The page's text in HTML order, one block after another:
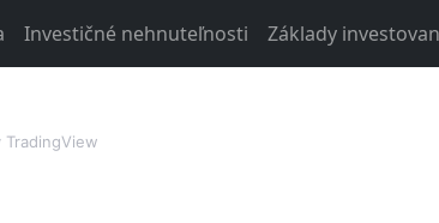
Investičné nehnuteľnosti Základy
TradingView